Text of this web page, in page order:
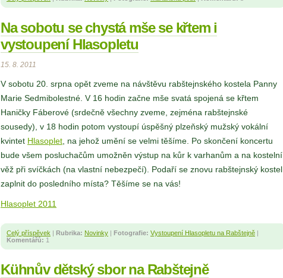
Na sobotu se chystá mše se křtem i
vystoupení Hlasopletu
15. 8. 2011
V sobotu 20. srpna opět zveme na návštěvu rabštejnského kostela Panny
Marie Sedmibolestné. V 16 hodin začne mše svatá spojená se křtem
Haničky Fáberové (srdečně všechny zveme, zejména rabštejnské
sousedy), v 18 hodin potom vystoupí úspěšný plzeňský mužský vokální
kvintet Hlasoplet, na jehož umění se velmi těšíme. Po skončení koncertu
bude všem posluchačům umožněn výstup na kůr k varhanům a na kostelní
věž při svíčkách (na vlastní nebezpečí). Podaří se znovu rabštejnský kostel
zaplnit do posledního místa? Těšíme se na vás!
Hlasoplet 2011
Celý příspěvek | Rubrika: Novinky | Fotografie: Vystoupení Hlasopletu na Rabštejně |
Komentářů: 1
Kühnův dětský sbor na Rabštejně